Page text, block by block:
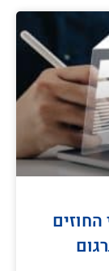
החוזים